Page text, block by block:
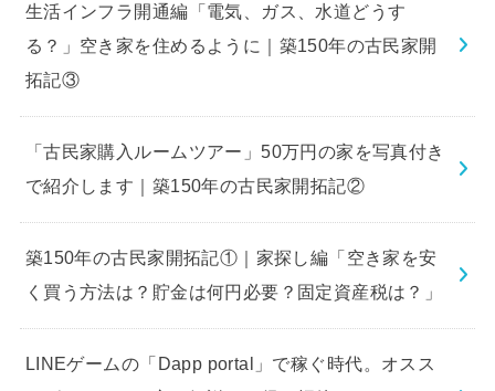
生活インフラ開通編「電気、ガス、水道どうす
る？」空き家を住めるように｜築150年の古民家開
拓記③
「古民家購入ルームツアー」50万円の家を写真付き
で紹介します｜築150年の古民家開拓記②
築150年の古民家開拓記①｜家探し編「空き家を安
く買う方法は？貯金は何円必要？固定資産税は？」
LINEゲームの「Dapp portal」で稼ぐ時代。オスス